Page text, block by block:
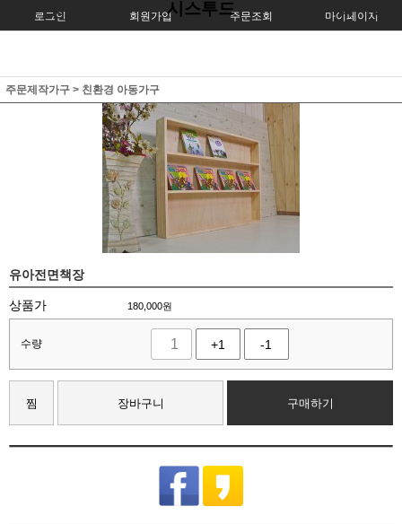
로그인 회원가입 주문조회 마이페이지
시스투드
주문제작가구 > 친환경 아동가구
유아전면책장
상품가 180,000원
수량 +1 -1
찜 장바구니 구매하기